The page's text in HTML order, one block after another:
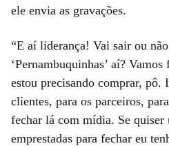
ele envia as gravações.
“E aí liderança! Vai sair ou
‘Pernambuquinhas’ aí? Vamos
estou precisando comprar, pô.
clientes, para os parceiros,
fechar lá com mídia. Se quiser
emprestadas para fechar eu